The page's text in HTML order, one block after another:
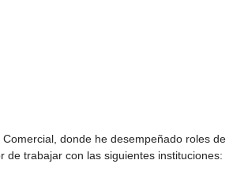
donde he desempeñado roles de
de trabajar con las siguientes instituciones: